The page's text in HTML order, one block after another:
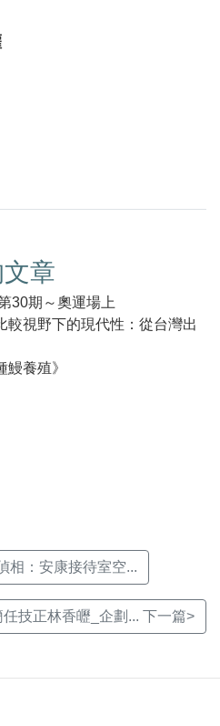
章
30期～奧運場上
較視野下的現代性：從台灣出
鰻養殖》
相：安康接待室空...
任技正林香㿨_企劃... 下一篇>